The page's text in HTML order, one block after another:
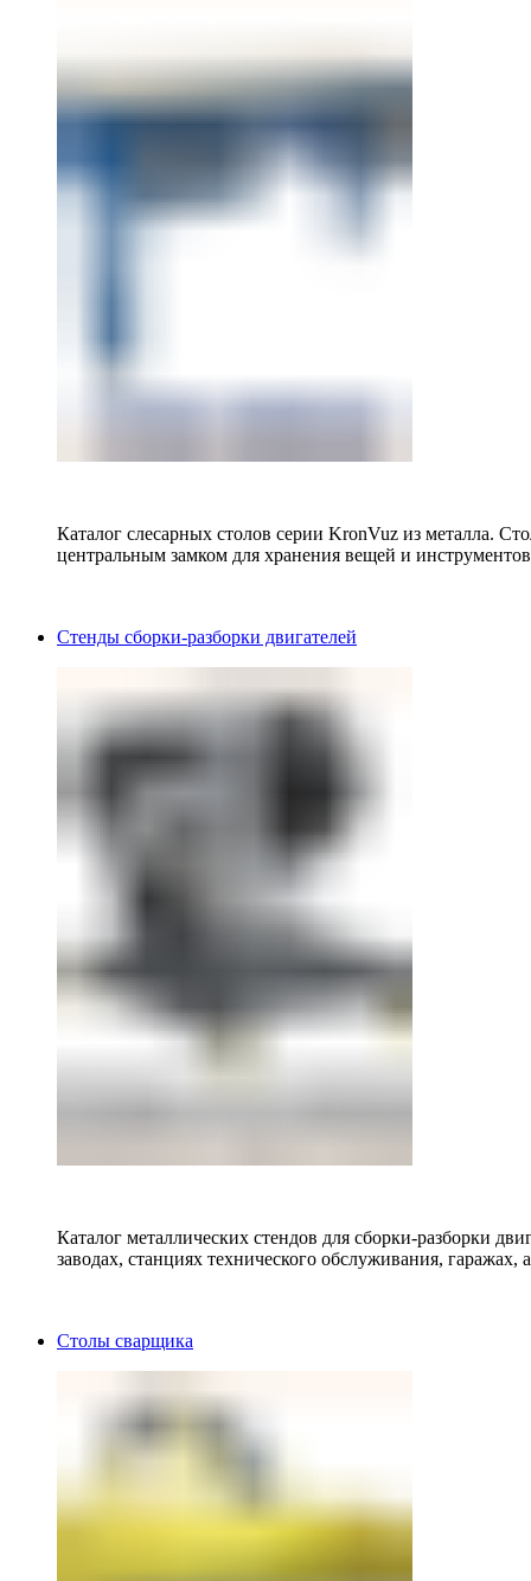
Каталог слесарных столов серии KronVuz из металла.
центральным замком для хранения вещей и
Стенды сборки-разборки двигателей
Каталог металлических стендов для сборки-разборки
заводах, станциях технического обслуживания, гаражах,
Столы сварщика